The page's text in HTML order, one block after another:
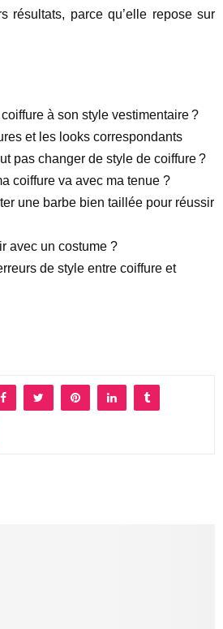
résultats, parce qu’elle repose sur
à son style vestimentaire ?
et les looks correspondants
pas changer de style de coiffure ?
coiffure va avec ma tenue ?
une barbe bien taillée pour réussir
avec un costume ?
de style entre coiffure et